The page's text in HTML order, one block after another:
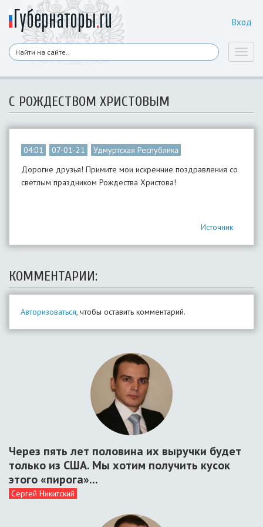
Вход
С РОЖДЕСТВОМ ХРИСТОВЫМ
04:01 07-01-21
Удмуртская Республика
Дорогие друзья! Примите мои искренние поздравления со
светлым праздником Рождества Христова!
Источник
КОММЕНТАРИИ:
Авторизоваться, чтобы оставить комментарий.
Через пять лет половина их выручки будет
только из США. Мы хотим получить кусок
этого «пирога»...
Сергей Никитский